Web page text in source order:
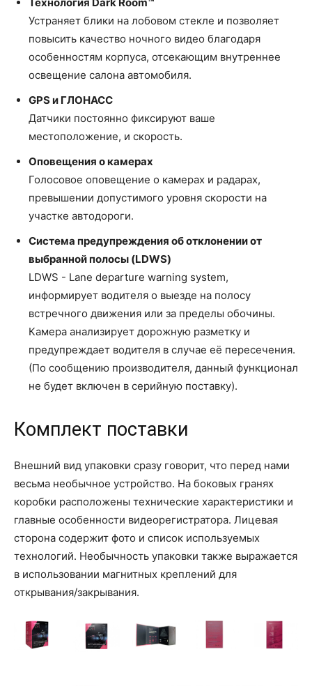
Устраняет блики на лобовом стекле и позволяет
повысить качество ночного видео благодаря
особенностям корпуса, отсекающим внутреннее
освещение салона автомобиля.
GPS и ГЛОНАСС
Датчики постоянно фиксируют ваше
местоположение, и скорость.
Оповещения о камерах
Голосовое оповещение о камерах и радарах,
превышении допустимого уровня скорости на
участке автодороги.
Система предупреждения об отклонении от
выбранной полосы (LDWS)
LDWS - Lane departure warning system,
информирует водителя о выезде на полосу
встречного движения или за пределы обочины.
Камера анализирует дорожную разметку и
предупреждает водителя в случае её пересечения.
(По сообщению производителя, данный функционал
не будет включен в серийную поставку).
Комплект поставки
Внешний вид упаковки сразу говорит, что перед нами
весьма необычное устройство. На боковых гранях
коробки расположены технические характеристики и
главные особенности видеорегистратора. Лицевая
сторона содержит фото и список используемых
технологий. Необычность упаковки также выражается
в использовании магнитных креплений для
открывания/закрывания.